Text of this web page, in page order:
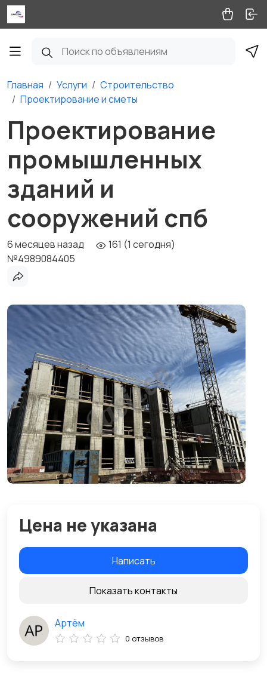
Главная Услуги
Строительство
Проектирование и сметы
Проектирование
промышленных
зданий и
сооружений спб
6 месяцев назад
161 (1 сегодня)
№4989084405
Цена не указана
Написать
Показать контакты
Артём
0 отзывов